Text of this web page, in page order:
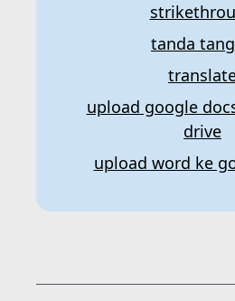
tanda
upload google
drive
upload word ke